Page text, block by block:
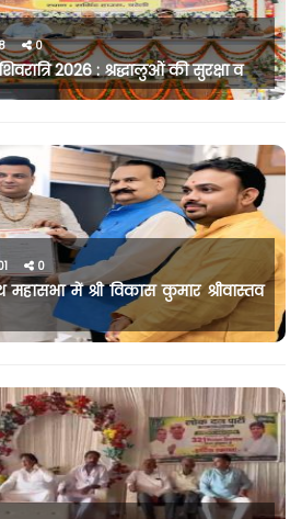
0
2026 : श्रद्धालुओं की सुरक्षा व
0
में श्री विकास कुमार श्रीवास्तव